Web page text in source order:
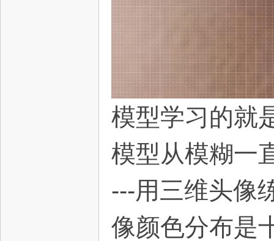
模型学习的就
模型从模糊一
---用三维头像
像颜色分布是